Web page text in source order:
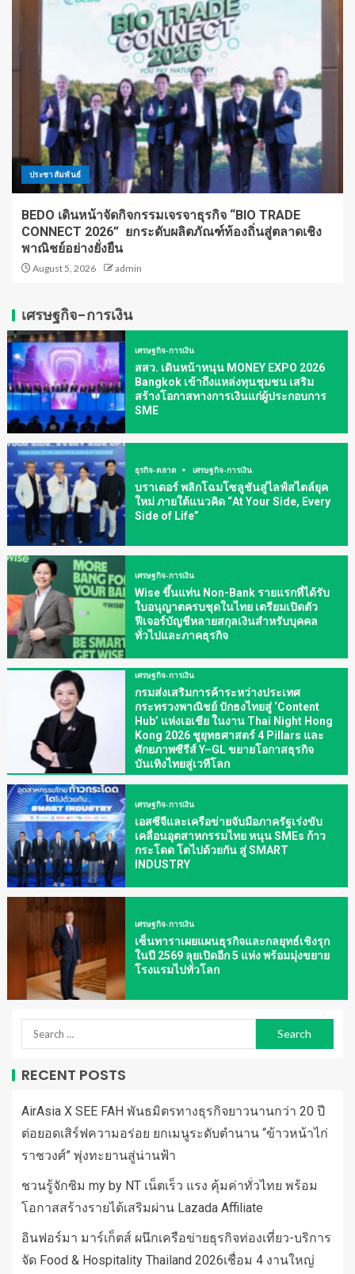
ประชาสัมพันธ์
BEDO เดินหน้าจัดกิจกรรมเจรจาธุรกิจ “BIO TRADE
CONNECT 2026” ยกระดับผลิตภัณฑ์ท้องถิ่นสู่ตลาดเชิง
พาณิชย์อย่างยั่งยืน
August 5, 2026 admin
เศรษฐกิจ-การเงิน
เศรษฐกิจ-การเงิน
สสว. เดินหน้าหนุน MONEY EXPO 2026
Bangkok เข้าถึงแหล่งทุนชุมชน เสริม
สร้างโอกาสทางการเงินแก่ผู้ประกอบการ
SME
ธุรกิจ-ตลาด เศรษฐกิจ-การเงิน
บราเดอร์ พลิกโฉมโซลูชันสู่ไลฟ์สไตล์ยุค
ใหม่ ภายใต้แนวคิด “At Your Side, Every
Side of Life”
เศรษฐกิจ-การเงิน
Wise ขึ้นแท่น Non-Bank รายแรกที่ได้รับ
ใบอนุญาตครบชุดในไทย เตรียมเปิดตัว
ฟีเจอร์บัญชีหลายสกุลเงินสำหรับบุคคล
ทั่วไปและภาคธุรกิจ
เศรษฐกิจ-การเงิน
กรมส่งเสริมการค้าระหว่างประเทศ
กระทรวงพาณิชย์ ปักธงไทยสู่ ‘Content
Hub’ แห่งเอเชีย ในงาน Thai Night Hong
Kong 2026 ชูยุทธศาสตร์ 4 Pillars และ
ศักยภาพซีรีส์ Y–GL ขยายโอกาสธุรกิจ
บันเทิงไทยสู่เวทีโลก
เศรษฐกิจ-การเงิน
เอสซีจีและเครือข่ายจับมือภาครัฐเร่งขับ
เคลื่อนอุตสาหกรรมไทย หนุน SMEs ก้าว
กระโดด โตไปด้วยกัน สู่ SMART
INDUSTRY
เศรษฐกิจ-การเงิน
เซ็นทาราเผยแผนธุรกิจและกลยุทธ์เชิงรุก
ในปี 2569 ลุยเปิดอีก 5 แห่ง พร้อมมุ่งขยาย
โรงแรมไปทั่วโลก
RECENT POSTS
AirAsia X SEE FAH พันธมิตรทางธุรกิจยาวนานกว่า 20 ปี
ต่อยอดเสิร์ฟความอร่อย ยกเมนูระดับตำนาน “ข้าวหน้าไก่
ราชวงศ์” พุ่งทะยานสู่น่านฟ้า
ชวนรู้จักซิม my by NT เน็ตเร็ว แรง คุ้มค่าทั่วไทย พร้อม
โอกาสสร้างรายได้เสริมผ่าน Lazada Affiliate
อินฟอร์มา มาร์เก็ตส์ ผนึกเครือข่ายธุรกิจท่องเที่ยว-บริการ
จัด Food & Hospitality Thailand 2026เชื่อม 4 งานใหญ่